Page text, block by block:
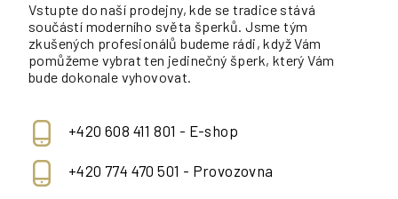
Vstupte do naší prodejny, kde se tradice stává
součástí moderního světa šperků. Jsme tým
zkušených profesionálů budeme rádi, když Vám
pomůžeme vybrat ten jedinečný šperk, který Vám
bude dokonale vyhovovat.
+420 608 411 801 - E-shop
+420 774 470 501 - Provozovna